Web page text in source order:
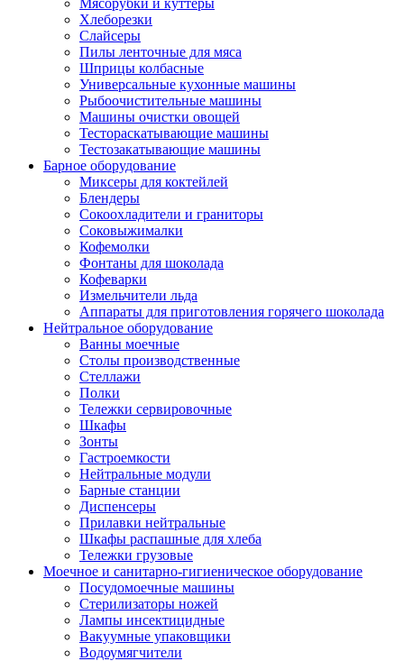
Мясорубки и куттеры
Хлеборезки
Слайсеры
Пилы ленточные для мяса
Шприцы колбасные
Универсальные кухонные машины
Рыбоочистительные машины
Машины очистки овощей
Тестораскатывающие машины
Тестозакатывающие машины
Барное оборудование
Миксеры для коктейлей
Блендеры
Сокоохладители и граниторы
Соковыжималки
Кофемолки
Фонтаны для шоколада
Кофеварки
Измельчители льда
Аппараты для приготовления горячего шоколада
Нейтральное оборудование
Ванны моечные
Столы производственные
Стеллажи
Полки
Тележки сервировочные
Шкафы
Зонты
Гастроемкости
Нейтральные модули
Барные станции
Диспенсеры
Прилавки нейтральные
Шкафы распашные для хлеба
Тележки грузовые
Моечное и санитарно-гигиеническое оборудование
Посудомоечные машины
Стерилизаторы ножей
Лампы инсектицидные
Вакуумные упаковщики
Водоумягчители